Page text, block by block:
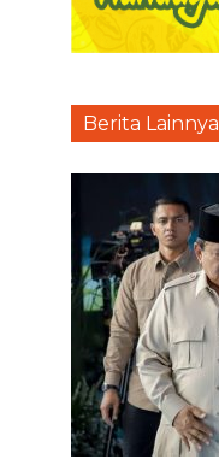
Berita Lainnya